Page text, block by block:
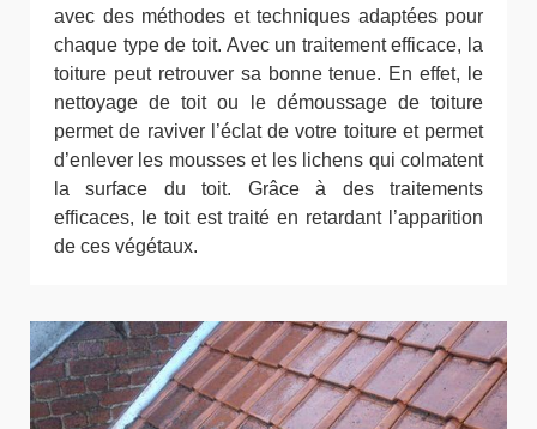
avec des méthodes et techniques adaptées pour
chaque type de toit. Avec un traitement efficace, la
toiture peut retrouver sa bonne tenue. En effet, le
nettoyage de toit ou le démoussage de toiture
permet de raviver l’éclat de votre toiture et permet
d’enlever les mousses et les lichens qui colmatent
la surface du toit. Grâce à des traitements
efficaces, le toit est traité en retardant l’apparition
de ces végétaux.